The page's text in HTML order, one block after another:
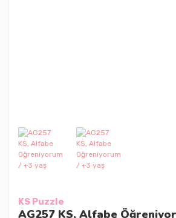
KS Puzzle
AG257 KS, Alfabe